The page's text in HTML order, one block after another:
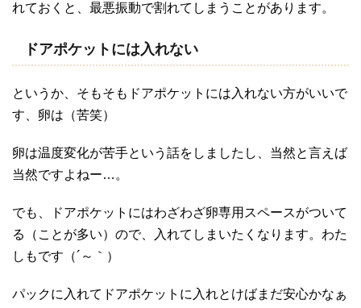
れておくと、最悪振動で割れてしまうことがあります。
ドアポケットには入れない
というか、そもそもドアポケットには入れない方がいいで
す、卵は（苦笑）
卵は温度変化が苦手という話をしましたし、当然と言えば
当然ですよねー…。
でも、ドアポケットにはわざわざ卵専用スペースがついて
る（ことが多い）ので、入れてしまいたくなります。わた
しもです（´～｀）
パックに入れてドアポケットに入れとけばまだ安心かなぁ